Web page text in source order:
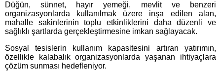
Düğün, sünnet, hayır yemeği, mevlit ve benzeri
organizasyonlarda kullanılmak üzere inşa edilen alan,
mahalle sakinlerinin toplu etkinliklerini daha düzenli ve
sağlıklı şartlarda gerçekleştirmesine imkan sağlayacak.
Sosyal tesislerin kullanım kapasitesini artıran yatırımın,
özellikle kalabalık organizasyonlarda yaşanan ihtiyaçlara
çözüm sunması hedefleniyor.